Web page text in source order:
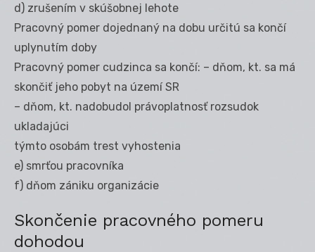
d) zrušením v skúšobnej lehote
Pracovný pomer dojednaný na dobu určitú sa končí
uplynutím doby
Pracovný pomer cudzinca sa končí: – dňom, kt. sa má
skončiť jeho pobyt na území SR
– dňom, kt. nadobudol právoplatnosť rozsudok
ukladajúci
týmto osobám trest vyhostenia
e) smrťou pracovníka
f) dňom zániku organizácie
Skončenie pracovného pomeru
dohodou